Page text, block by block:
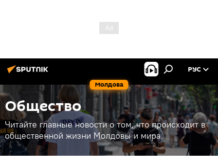
Молдова
РУС
Общество
Читайте главные новости о том, что происходит в
общественной жизни Молдовы и мира.